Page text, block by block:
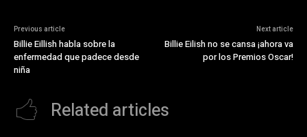
Previous article
Billie Eillish habla sobre la
enfermedad que padece desde
niña
Next article
Billie Eilish no se cansa ¡ahora va
por los Premios Oscar!
Related articles